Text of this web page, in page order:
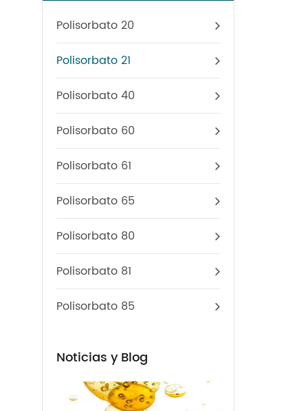
Polisorbato 20
Polisorbato 21
Polisorbato 40
Polisorbato 60
Polisorbato 61
Polisorbato 65
Polisorbato 80
Polisorbato 81
Polisorbato 85
Noticias y Blog